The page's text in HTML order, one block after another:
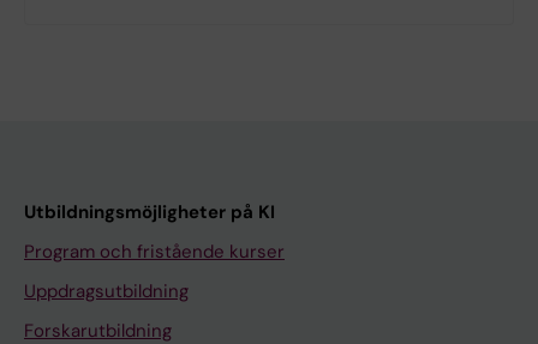
Utbildningsmöjligheter på KI
Program och fristående kurser
Uppdragsutbildning
Forskarutbildning